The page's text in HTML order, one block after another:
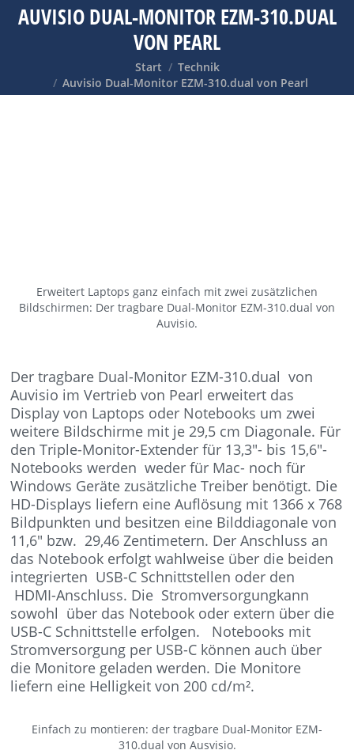
AUVISIO DUAL-MONITOR EZM-310.DUAL
VON PEARL
Sie befinden sich hier:
Start
Technik
Auvisio Dual-Monitor EZM-310.dual von Pearl
Erweitert Laptops ganz einfach mit zwei zusätzlichen
Bildschirmen: Der tragbare Dual-Monitor EZM-310.dual von
Auvisio.
Der tragbare Dual-Monitor EZM-310.dual von
Auvisio im Vertrieb von Pearl erweitert das
Display von Laptops oder Notebooks um zwei
weitere Bildschirme mit je 29,5 cm Diagonale. Für
den Triple-Monitor-Extender für 13,3″- bis 15,6″-
Notebooks werden weder für Mac- noch für
Windows Geräte zusätzliche Treiber benötigt. Die
HD-Displays liefern eine Auflösung mit 1366 x 768
Bildpunkten und besitzen eine Bilddiagonale von
11,6″ bzw. 29,46 Zentimetern. Der Anschluss an
das Notebook erfolgt wahlweise über die beiden
integrierten USB-C Schnittstellen oder den
HDMI-Anschluss. Die Stromversorgungkann
sowohl über das Notebook oder extern über die
USB-C Schnittstelle erfolgen. Notebooks mit
Stromversorgung per USB-C können auch über
die Monitore geladen werden. Die Monitore
liefern eine Helligkeit von 200 cd/m².
Einfach zu montieren: der tragbare Dual-Monitor EZM-
310.dual von Ausvisio.